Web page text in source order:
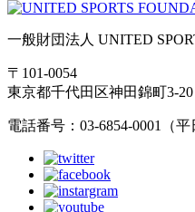
一般財団法人 UNITED
〒101-0054
東京都千代田区神田錦町3-20
電話番号：03-6854-0001（平